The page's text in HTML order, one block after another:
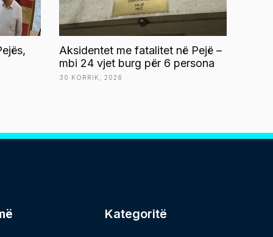
Aksidentet me fatalitet në Pejë –
mbi 24 vjet burg për 6 persona
30 KORRIK, 2026
Kategoritë